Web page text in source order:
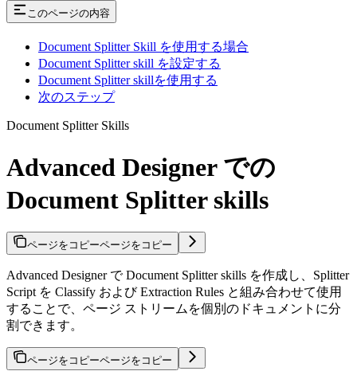
このページの内容
Document Splitter Skill を使用する場合
Document Splitter skill を設定する
Document Splitter skillを使用する
次のステップ
Document Splitter Skills
Advanced Designer での
Document Splitter skills
ページをコピーページをコピー
Advanced Designer で Document Splitter skills を作成し、Splitter
Script を Classify および Extraction Rules と組み合わせて使用
することで、ページ ストリームを個別のドキュメントに分
割できます。
ページをコピーページをコピー